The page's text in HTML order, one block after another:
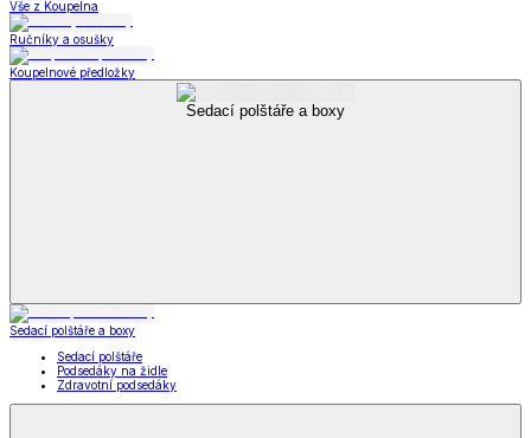
Vše z Koupelna
Ručníky a osušky
Koupelnové předložky
Sedací polštáře a boxy
Sedací polštáře a boxy
Sedací polštáře
Podsedáky na židle
Zdravotní podsedáky